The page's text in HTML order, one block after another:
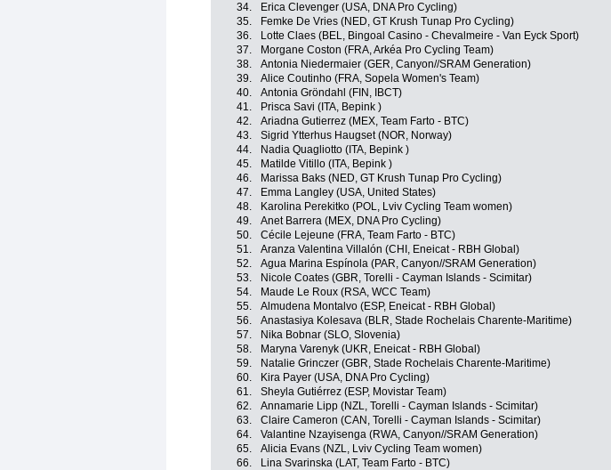
34.
Erica Clevenger (USA, DNA Pro Cycling)
35.
Femke De Vries (NED, GT Krush Tunap Pro Cycling)
36.
Lotte Claes (BEL, Bingoal Casino - Chevalmeire - Van Eyck Sport)
37.
Morgane Coston (FRA, Arkéa Pro Cycling Team)
38.
Antonia Niedermaier (GER, Canyon//SRAM Generation)
39.
Alice Coutinho (FRA, Sopela Women's Team)
40.
Antonia Gröndahl (FIN, IBCT)
41.
Prisca Savi (ITA, Bepink )
42.
Ariadna Gutierrez (MEX, Team Farto - BTC)
43.
Sigrid Ytterhus Haugset (NOR, Norway)
44.
Nadia Quagliotto (ITA, Bepink )
45.
Matilde Vitillo (ITA, Bepink )
46.
Marissa Baks (NED, GT Krush Tunap Pro Cycling)
47.
Emma Langley (USA, United States)
48.
Karolina Perekitko (POL, Lviv Cycling Team women)
49.
Anet Barrera (MEX, DNA Pro Cycling)
50.
Cécile Lejeune (FRA, Team Farto - BTC)
51.
Aranza Valentina Villalón (CHI, Eneicat - RBH Global)
52.
Agua Marina Espínola (PAR, Canyon//SRAM Generation)
53.
Nicole Coates (GBR, Torelli - Cayman Islands - Scimitar)
54.
Maude Le Roux (RSA, WCC Team)
55.
Almudena Montalvo (ESP, Eneicat - RBH Global)
56.
Anastasiya Kolesava (BLR, Stade Rochelais Charente-Maritime)
57.
Nika Bobnar (SLO, Slovenia)
58.
Maryna Varenyk (UKR, Eneicat - RBH Global)
59.
Natalie Grinczer (GBR, Stade Rochelais Charente-Maritime)
60.
Kira Payer (USA, DNA Pro Cycling)
61.
Sheyla Gutiérrez (ESP, Movistar Team)
62.
Annamarie Lipp (NZL, Torelli - Cayman Islands - Scimitar)
63.
Claire Cameron (CAN, Torelli - Cayman Islands - Scimitar)
64.
Valantine Nzayisenga (RWA, Canyon//SRAM Generation)
65.
Alicia Evans (NZL, Lviv Cycling Team women)
66.
Lina Svarinska (LAT, Team Farto - BTC)